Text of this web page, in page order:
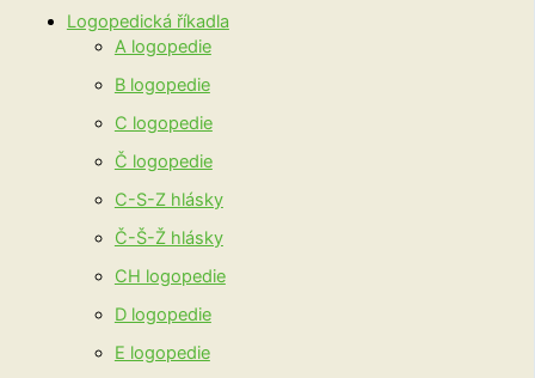
Logopedická říkadla
A logopedie
B logopedie
C logopedie
Č logopedie
C-S-Z hlásky
Č-Š-Ž hlásky
CH logopedie
D logopedie
E logopedie